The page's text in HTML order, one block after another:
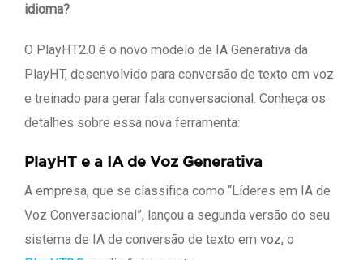
idioma?
O PlayHT2.0 é o novo modelo de IA Generativa da
PlayHT, desenvolvido para conversão de texto em voz
e treinado para gerar fala conversacional. Conheça os
detalhes sobre essa nova ferramenta:
PlayHT e a IA de Voz Generativa
A empresa, que se classifica como “Líderes em IA de
Voz Conversacional”, lançou a segunda versão do seu
sistema de IA de conversão de texto em voz, o